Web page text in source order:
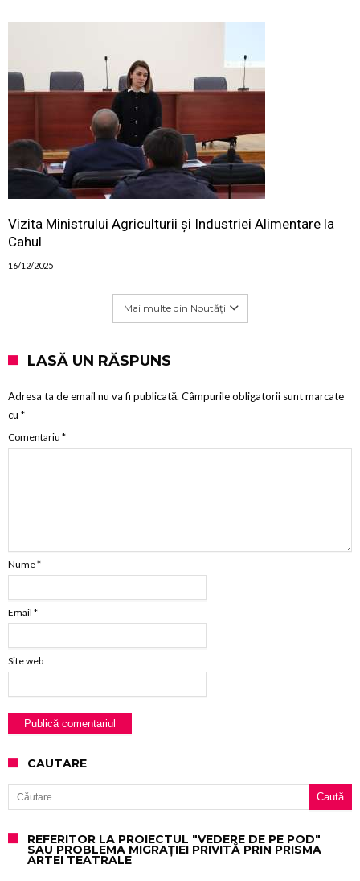
Vizita Ministrului Agriculturii și Industriei Alimentare la
Cahul
16/12/2025
Mai multe din Noutăți
LASĂ UN RĂSPUNS
Adresa ta de email nu va fi publicată. Câmpurile obligatorii sunt marcate
cu *
Comentariu *
Nume*
Email *
Site web
CAUTARE
Caută după:
REFERITOR LA PROIECTUL "VEDERE DE PE POD"
SAU PROBLEMA MIGRAȚIEI PRIVITĂ PRIN PRISMA
ARTEI TEATRALE